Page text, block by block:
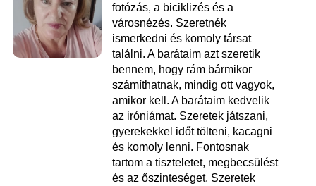
fotózás, a biciklizés és a
városnézés. Szeretnék
ismerkedni és komoly társat
találni. A barátaim azt szeretik
bennem, hogy rám bármikor
számíthatnak, mindig ott vagyok,
amikor kell. A barátaim kedvelik
az iróniámat. Szeretek játszani,
gyerekekkel időt tölteni, kacagni
és komoly lenni. Fontosnak
tartom a tiszteletet, megbecsülést
és az őszinteséget. Szeretek